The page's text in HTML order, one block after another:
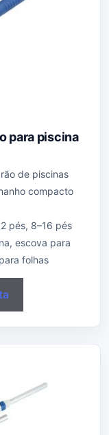
para piscina
de piscinas
compacto
pés, 8–16 pés
escova para
folhas